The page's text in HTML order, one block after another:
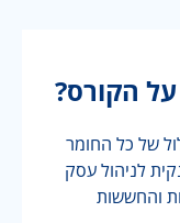
הקורס?
של כל החומר
לניהול עסק
והחששות